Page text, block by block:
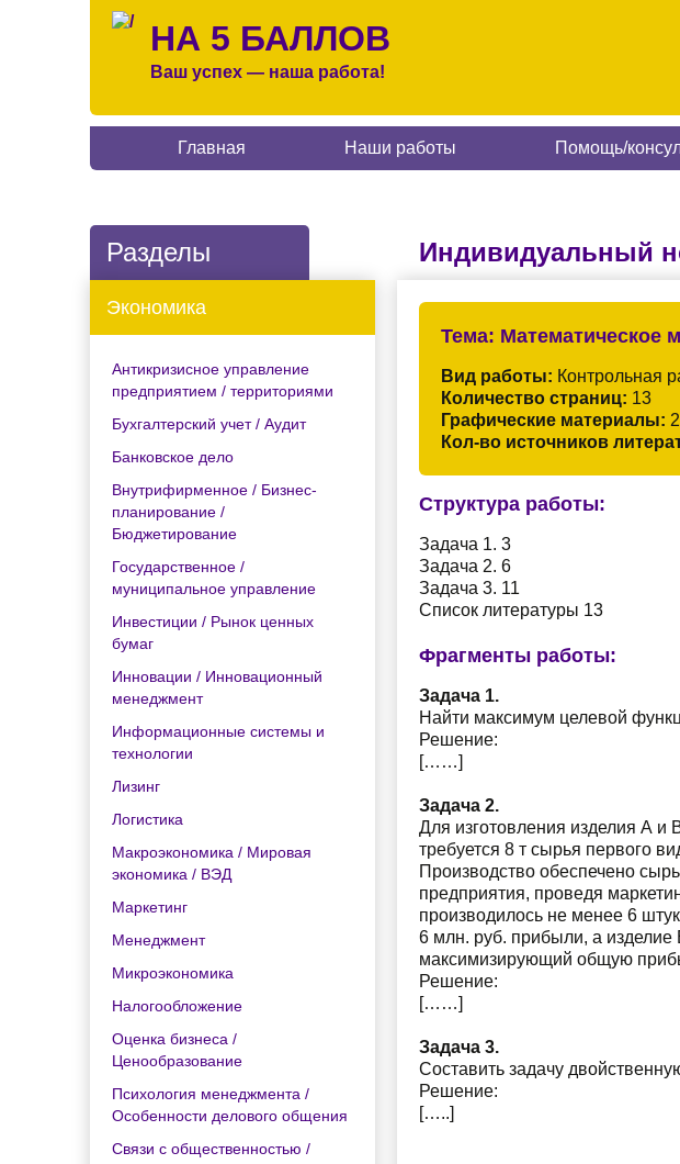
НА 5 БАЛЛОВ
Ваш успех — наша работа!
Главная Наши работы Помощь/
Разделы
Экономика
Антикризисное управление
предприятием / территориями
Бухгалтерский учет / Аудит
Банковское дело
Внутрифирменное / Бизнес-
планирование /
Бюджетирование
Государственное /
муниципальное управление
Инвестиции / Рынок ценных
бумаг
Инновации / Инновационный
менеджмент
Информационные системы и
технологии
Лизинг
Логистика
Макроэкономика / Мировая
экономика / ВЭД
Маркетинг
Менеджмент
Микроэкономика
Налогообложение
Оценка бизнеса /
Ценообразование
Психология менеджмента /
Особенности делового общения
Связи с общественностью /
Индивидуальный
Тема: Математическое
Вид работы: Контрольная
Количество страниц: 13
Графические материалы:
Кол-во источников
Структура работы:
Задача 1. 3
Задача 2. 6
Задача 3. 11
Список литературы 13
Фрагменты работы:
Задача 1.
Найти максимум целевой
Решение:
[……]
Задача 2.
Для изготовления изделия А и
требуется 8 т сырья первого
Производство обеспечено
предприятия, проведя
производилось не менее 6
6 млн. руб. прибыли, а
максимизирующий общую
Решение:
[……]
Задача 3.
Составить задачу
Решение:
[…..]